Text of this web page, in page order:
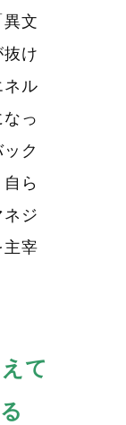
文
け
ル
っ
ク
ら
ジ
主宰
て